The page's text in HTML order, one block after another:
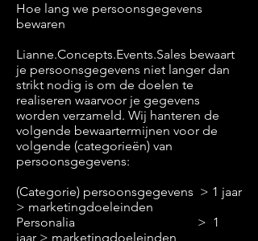
Hoe lang we persoonsgegevens
bewaren
Lianne.Concepts.Events.Sales bewaart
je persoonsgegevens niet langer dan
strikt nodig is om de doelen te
realiseren waarvoor je gegevens
worden verzameld. Wij hanteren de
volgende bewaartermijnen voor de
volgende (categorieën) van
persoonsgegevens:
(Categorie) persoonsgegevens > 1 jaar
> marketingdoeleinden
Personalia > 1
jaar > marketingdoeleinden